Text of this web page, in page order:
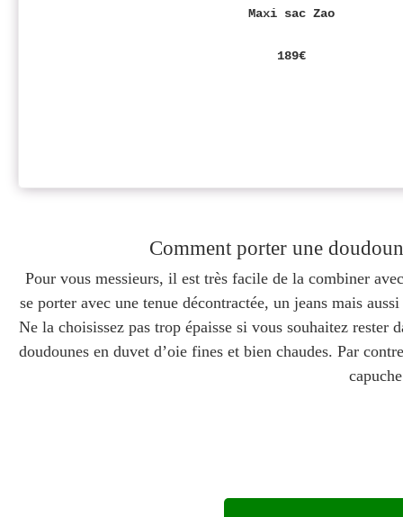
Maxi sac Zao
189€
Comment porter une
Pour vous messieurs, il est très facile de la combiner
se porter avec une tenue décontractée, un jeans mais
Ne la choisissez pas trop épaisse si vous souhaitez
doudounes en duvet d’oie fines et bien chaudes. Par